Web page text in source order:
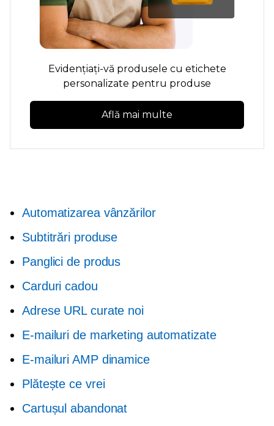
Evidențiați-vă produsele cu etichete
personalizate pentru produse
Află mai multe
Automatizarea vânzărilor
Subtitrări produse
Panglici de produs
Carduri cadou
Adrese URL curate noi
E-mailuri de marketing automatizate
E-mailuri AMP dinamice
Plătește ce vrei
Cartușul abandonat